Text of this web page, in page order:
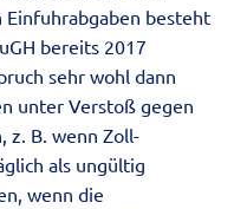
besteht
bereits 2017
sehr wohl dann
unter Verstoß gegen
z. B. wenn Zoll-
als ungültig
wenn die